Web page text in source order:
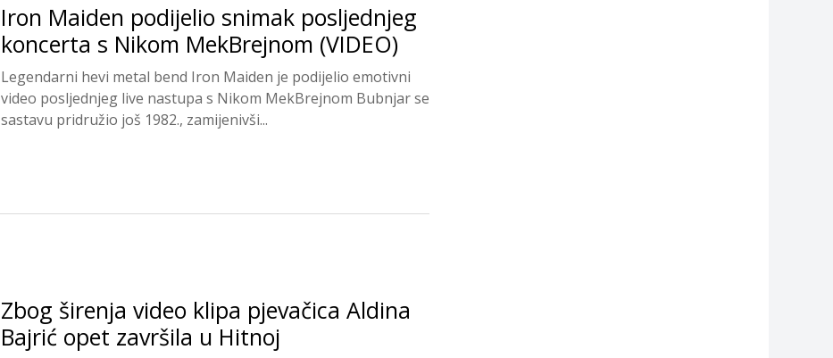
Iron Maiden podijelio snimak posljednjeg
koncerta s Nikom MekBrejnom (VIDEO)
​Legendarni hevi metal bend Iron Maiden je podijelio emotivni
video posljednjeg live nastupa s Nikom MekBrejnom Bubnjar se
sastavu pridružio još 1982., zamijenivši...
Zbog širenja video klipa pjevačica Aldina
Bajrić opet završila u Hitnoj